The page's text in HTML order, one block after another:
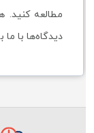
مطالعه کنید.
دیدگاه‌ها با ما